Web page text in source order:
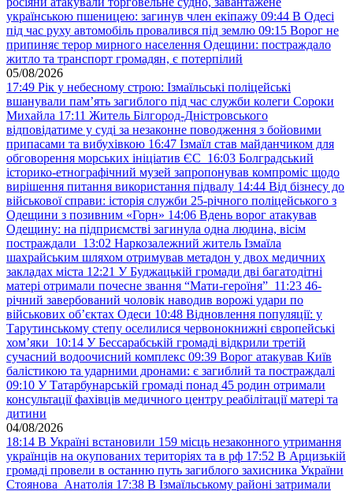
українською пшеницею: загинув член екіпажу 09:44 В Одесі
під час руху автомобіль провалився під землю 09:15 Ворог не
припиняє терор мирного населення Одещини: постраждало
житло та транспорт громадян, є потерпілий
05/08/2026
17:49 Рік у небесному строю: Ізмаїльські поліцейські
вшанували пам’ять загиблого під час служби колеги Сороки
Михайла 17:11 Житель Білгород-Дністровського
відповідатиме у суді за незаконне поводження з бойовими
припасами та вибухівкою 16:47 Ізмаїл став майданчиком для
обговорення морських ініціатив ЄС 16:03 Болградський
історико-етнографічний музей запропонував компроміс щодо
вирішення питання використання підвалу 14:44 Від бізнесу до
військової справи: історія служби 25-річного поліцейського з
Одещини з позивним «Горн» 14:06 Вдень ворог атакував
Одещину: на підприємстві загинула одна людина, вісім
постраждали 13:02 Наркозалежний житель Ізмаїла
шахрайським шляхом отримував метадон у двох медичних
закладах міста 12:21 У Буджацькій громади дві багатодітні
матері отримали почесне звання “Мати-героїня” 11:23 46-
річний завербований чоловік наводив ворожі удари по
військових обʼєктах Одеси 10:48 Відновлення популяції: у
Тарутинському степу оселилися червонокнижні європейські
хом’яки 10:14 У Бессарабській громаді відкрили третій
сучасний водоочисний комплекс 09:39 Ворог атакував Київ
балістикою та ударними дронами: є загиблий та постраждалі
09:10 У Татарбунарській громаді понад 45 родин отримали
консультації фахівців медичного центру реабілітації матері та
дитини
04/08/2026
18:14 В Україні встановили 159 місць незаконного утримання
українців на окупованих територіях та в рф 17:52 В Арцизькій
громаді провели в останню путь загиблого захисника України
Стоянова Анатолія 17:38 В Ізмаїльському районі затримали